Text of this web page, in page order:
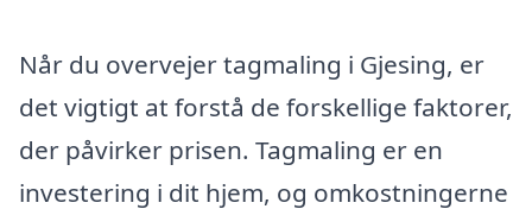
Når du overvejer tagmaling i Gjesing, er
det vigtigt at forstå de forskellige faktorer,
der påvirker prisen. Tagmaling er en
investering i dit hjem, og omkostningerne